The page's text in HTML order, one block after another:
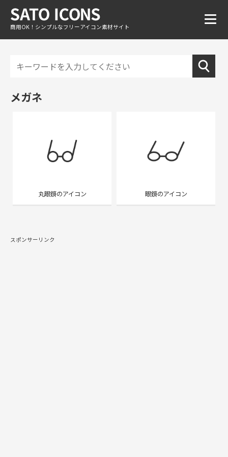
商用OK！シンプルなフリーアイコン素材サイト
メガネ
丸眼鏡のアイコン 眼鏡のアイコン
スポンサーリンク